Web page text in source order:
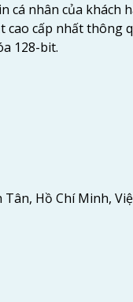
cá nhân của khách
cao cấp nhất thông
128-bit.
Hồ Chí Minh,